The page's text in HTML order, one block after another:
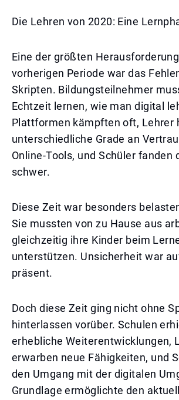
Die Lehren von 2020: Eine
Eine der größten
vorherigen Periode war das
Skripten. Bildungsteilnehmer
Echtzeit lernen, wie man digital
Plattformen kämpften oft, Lehrer
unterschiedliche Grade an
Online-Tools, und Schüler fanden
schwer.
Diese Zeit war besonders
Sie mussten von zu Hause aus
gleichzeitig ihre Kinder beim
unterstützen. Unsicherheit war
präsent.
Doch diese Zeit ging nicht ohne
hinterlassen vorüber. Schulen
erhebliche Weiterentwicklungen,
erwarben neue Fähigkeiten, und
den Umgang mit der digitalen
Grundlage ermöglichte den